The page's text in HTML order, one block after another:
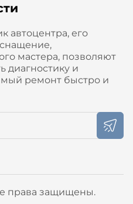
автоцентра, его
мастера, позволяют
и
ремонт быстро и
права защищены.